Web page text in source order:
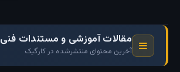
مقالات آموزشی و مستندات فنی
آخرین محتوای منتشرشده در کارگیک